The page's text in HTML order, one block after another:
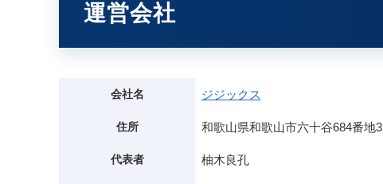
運営会社
会社名 ジジックス
住所 和歌山県和歌山市六十谷684番地3
代表者 柚木良孔